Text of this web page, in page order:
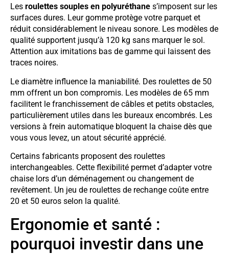
Les roulettes souples en polyuréthane s’imposent sur les
surfaces dures. Leur gomme protège votre parquet et
réduit considérablement le niveau sonore. Les modèles de
qualité supportent jusqu’à 120 kg sans marquer le sol.
Attention aux imitations bas de gamme qui laissent des
traces noires.
Le diamètre influence la maniabilité. Des roulettes de 50
mm offrent un bon compromis. Les modèles de 65 mm
facilitent le franchissement de câbles et petits obstacles,
particulièrement utiles dans les bureaux encombrés. Les
versions à frein automatique bloquent la chaise dès que
vous vous levez, un atout sécurité apprécié.
Certains fabricants proposent des roulettes
interchangeables. Cette flexibilité permet d’adapter votre
chaise lors d’un déménagement ou changement de
revêtement. Un jeu de roulettes de rechange coûte entre
20 et 50 euros selon la qualité.
Ergonomie et santé :
pourquoi investir dans une